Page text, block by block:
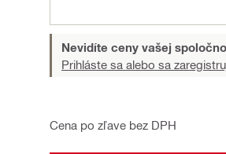
Nevidíte ceny vašej
Prihláste sa alebo sa
Cena po zľave bez DPH